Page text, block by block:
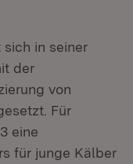
sich in seiner
der
von
Für
eine
für junge Kälber